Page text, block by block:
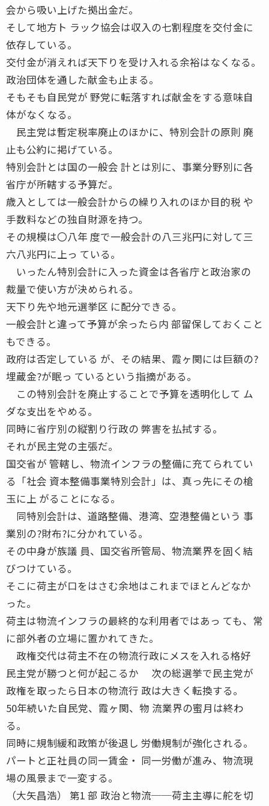
会から吸い上げた拠出金だ。
そして地方ト ラック協会は収入の七割程度を交付金に
依存している。
交付金が消えれば天下りを受け入れる余裕はなくなる。
政治団体を通した献金も止まる。
そもそも自民党が 野党に転落すれば献金をする意味自
体がなくなる。
民主党は暫定税率廃止のほかに、特別会計の原則 廃
止も公約に掲げている。
特別会計とは国の一般会 計とは別に、事業分野別に各
省庁が所轄する予算だ。
歳入としては一般会計からの繰り入れのほか目的税 や
手数料などの独自財源を持つ。
その規模は〇八年 度で一般会計の八三兆円に対して三
六八兆円に上っ ている。
いったん特別会計に入った資金は各省庁と政治家の
裁量で使い方が決められる。
天下り先や地元選挙区 に配分できる。
一般会計と違って予算が余ったら内 部留保しておくこと
もできる。
政府は否定している が、その結果、霞ヶ関には巨額の?
埋蔵金?が眠っ ているという指摘がある。
この特別会計を廃止することで予算を透明化して ム
ダな支出をやめる。
同時に省庁別の縦割り行政の 弊害を払拭する。
それが民主党の主張だ。
国交省が 管轄し、物流インフラの整備に充てられてい
る「社会 資本整備事業特別会計」は、真っ先にその槍
玉に上 がることになる。
同特別会計は、道路整備、港湾、空港整備という 事
業別の?財布?に分かれている。
その中身が族議 員、国交省所管局、物流業界を固く結
びつけている。
そこに荷主が口をはさむ余地はこれまでほとんどなか
った。
荷主は物流インフラの最終的な利用者ではあっ ても、常
に部外者の立場に置かれてきた。
政権交代は荷主不在の物流行政にメスを入れる格好
民主党が勝つと何が起こるか 次の総選挙で民主党が
政権を取ったら日本の物流行 政は大きく転換する。
50年続いた自民党、霞ヶ関、物 流業界の蜜月は終わ
る。
同時に規制緩和政策が後退し 労働規制が強化される。
パートと正社員の同一賃金・ 同一労働が進み、物流現
場の風景まで一変する。
（大矢昌浩） 第1 部 政治と物流──荷主主導に舵を切